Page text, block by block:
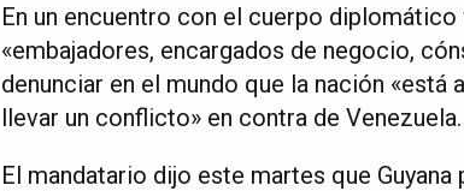
En un encuentro con el cuerpo
«embajadores, encargados de negocio,
denunciar en el mundo que la nación «está
llevar un conflicto» en contra de Venezuela.
El mandatario dijo este martes que